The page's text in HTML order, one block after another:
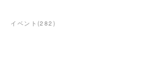
イベント (282 )